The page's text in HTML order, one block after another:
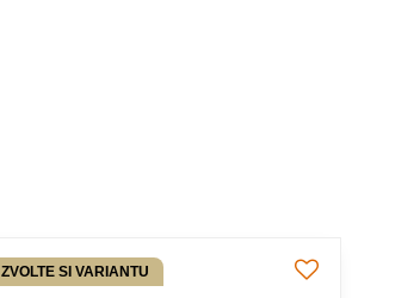
ZVOLTE SI VARIANTU